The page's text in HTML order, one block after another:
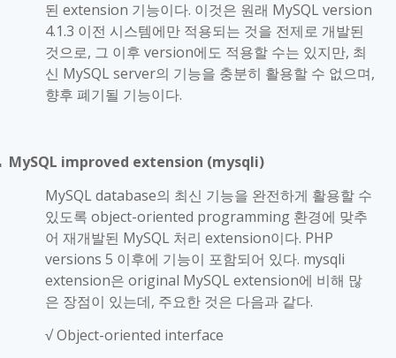
된 extension 기능이다. 이것은 원래 MySQL version
4.1.3 이전 시스템에만 적용되는 것을 전제로 개발된
것으로, 그 이후 version에도 적용할 수는 있지만, 최
신 MySQL server의 기능을 충분히 활용할 수 없으며,
향후 폐기될 기능이다.
MySQL improved extension (mysqli)
MySQL database의 최신 기능을 완전하게 활용할 수
있도록 object-oriented programming 환경에 맞추
어 재개발된 MySQL 처리 extension이다. PHP
versions 5 이후에 기능이 포함되어 있다. mysqli
extension은 original MySQL extension에 비해 많
은 장점이 있는데, 주요한 것은 다음과 같다.
√Object-oriented interface